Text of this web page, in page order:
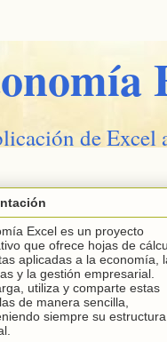
de Excel
Excel es un proyecto
que ofrece hojas de
aplicadas a la economía,
y la gestión empresarial.
utiliza y comparte estas
de manera sencilla,
siempre su estructura